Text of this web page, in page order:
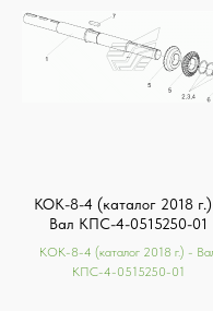
КОК-8-4 (каталог 2018
Вал КПС-4-0515250-01
КОК-8-4 (каталог 2018 г.) -
КПС-4-0515250-01